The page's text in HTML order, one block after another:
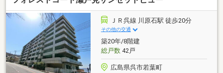
ＪＲ呉線 川原石駅 徒歩20分
その他の交通
築20年/8階建
総戸数42戸
広島県呉市若葉町